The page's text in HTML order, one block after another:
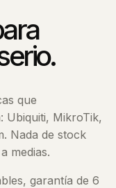
que
Ubiquiti, MikroTik,
Nada de stock
medias.
garantía de 6